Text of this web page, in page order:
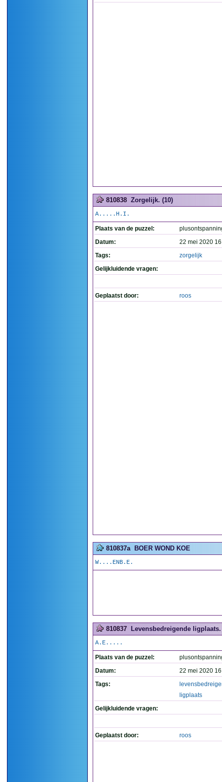
810838 Zorgelijk. (10)
A.....H.I.
Plaats van de puzzel:
Datum:
22 mei 2020
Tags:
zorgelijk
Gelijkluidende vragen:
Geplaatst door: roos
810837a BOER WOND KOE
W....ENB.E.
810837 Levensbedreigende ligplaats.
A.E.....
Plaats van de puzzel:
Datum:
22 mei 2020
Tags:
ligplaats
Gelijkluidende vragen:
Geplaatst door: roos